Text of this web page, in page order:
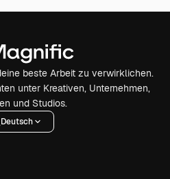
beste Arbeit zu verwirklichen.
unter Kreativen, Unternehmen,
und Studios.
Deutsch